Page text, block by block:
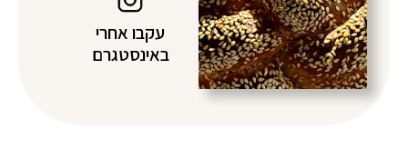
עקבו אחרי
באינסטגרם